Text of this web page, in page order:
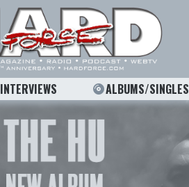
INTERVIEWS ALBUMS/SINGLES